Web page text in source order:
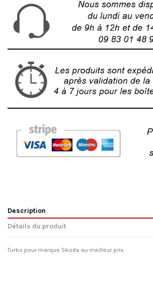
Description
Détails du produit
Turbo pour marque Skoda au meilleur prix.